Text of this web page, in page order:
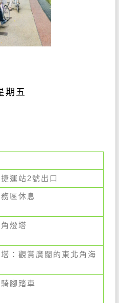
期五
運站2號出口
區休息
燈塔
：觀賞廣闊的東北角海
腳踏車